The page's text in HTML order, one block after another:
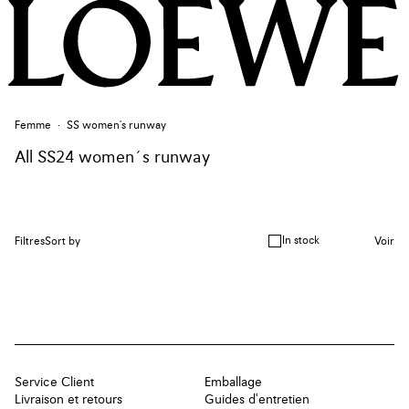
Femme SS women's runway
All SS24 women´s runway
FiltresSort by In stock Voir
Service Client
Livraison et retours
Emballage
Guides d'entretien